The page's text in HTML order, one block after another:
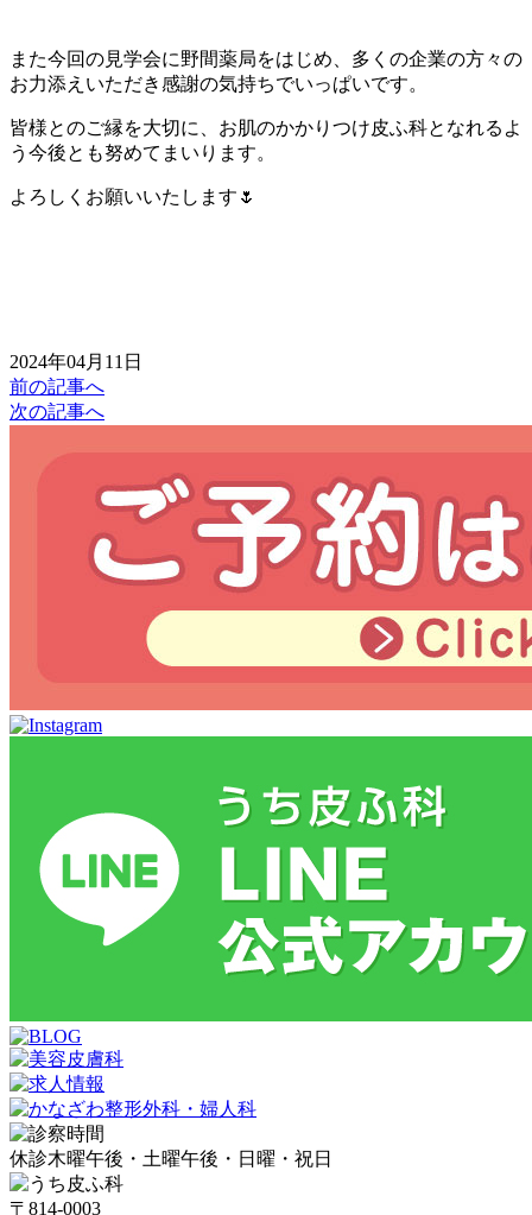
また今回の見学会に野間薬局をはじめ、多くの企業の方々の
お力添えいただき感謝の気持ちでいっぱいです。
皆様とのご縁を大切に、お肌のかかりつけ皮ふ科となれるよ
う今後とも努めてまいります。
よろしくお願いいたします🌷
2024年04月11日
前の記事へ
次の記事へ
休診木曜午後・土曜午後・日曜・祝日
〒814-0003